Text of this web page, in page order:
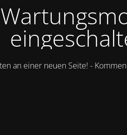
an einer neuen Seite! -